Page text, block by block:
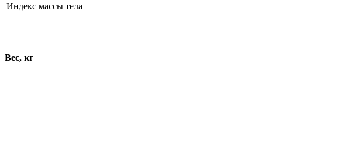
Индекс массы тела
Вес, кг